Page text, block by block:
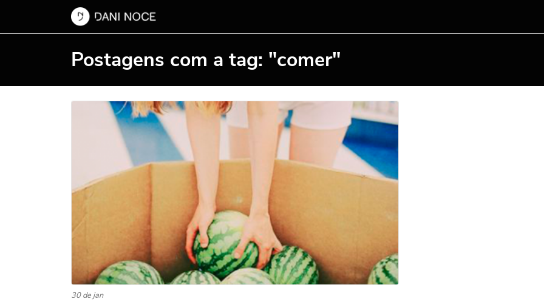
Postagens com a tag: "comer"
30 de jan